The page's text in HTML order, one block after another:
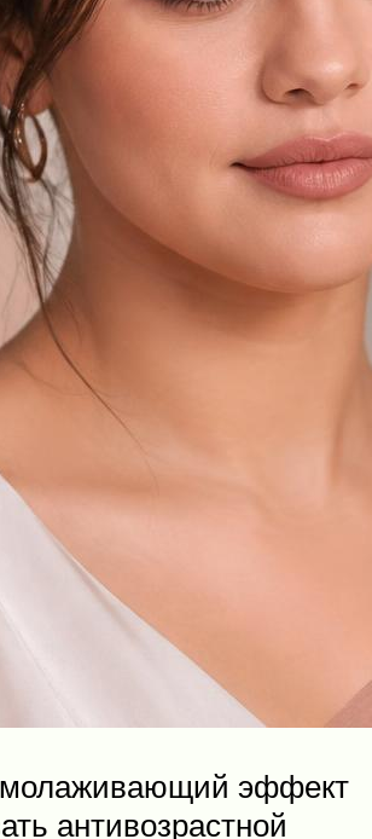
эффект
антивозрастной